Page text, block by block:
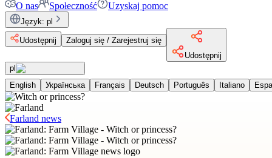
O nas Społeczność Uzyskaj pomoc
Język: pl
Udostępnij
Zaloguj się / Zarejestruj się
Udostępnij
pl
English
Українська Français Deutsch Português Italiano
Farland news